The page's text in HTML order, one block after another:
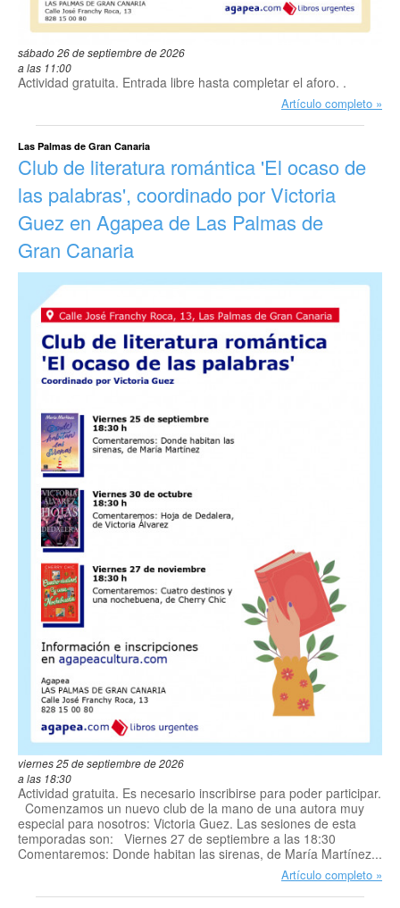
sábado 26 de septiembre de 2026
a las 11:00
Actividad gratuita. Entrada libre hasta completar el aforo. .
Artículo completo
Las Palmas de Gran Canaria
Club de literatura romántica 'El ocaso de
las palabras', coordinado por Victoria
Guez en Agapea de Las Palmas de
Gran Canaria
viernes 25 de septiembre de 2026
a las 18:30
Actividad gratuita. Es necesario inscribirse para poder participar.
Comenzamos un nuevo club de la mano de una autora muy
especial para nosotros: Victoria Guez. Las sesiones de esta
temporadas son: Viernes 27 de septiembre a las 18:30
Comentaremos: Donde habitan las sirenas, de María Martínez...
Artículo completo